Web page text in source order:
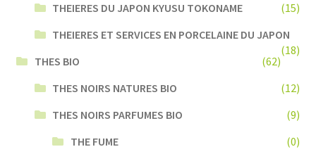
THEIERES DU JAPON KYUSU TOKONAME
(15)
THEIERES ET SERVICES EN PORCELAINE DU JAPON
(18)
THES BIO
(62)
THES NOIRS NATURES BIO
(12)
THES NOIRS PARFUMES BIO
(9)
THE FUME
(0)